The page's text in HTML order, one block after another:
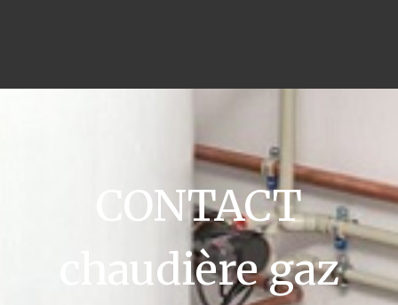
CONTACT
chaudière gaz